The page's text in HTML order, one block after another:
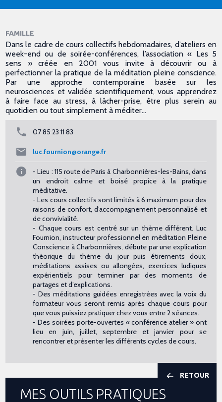
FAMILLE
Dans le cadre de cours collectifs hebdomadaires, d’ateliers en
week-end ou de soirée-conférences, l’association « Les 5
sens » créée en 2001 vous invite à découvrir ou à
perfectionner la pratique de la méditation pleine conscience.
Par une approche contemporaine basée sur les
neurosciences et validée scientifiquement, vous apprendrez
à faire face au stress, à lâcher-prise, être plus serein au
quotidien ou tout simplement à méditer…
07 85 23 11 83
luc.fournion@orange.fr
- Lieu : 115 route de Paris à Charbonnières-les-Bains, dans
un endroit calme et boisé propice à la pratique
méditative.
- Les cours collectifs sont limités à 6 maximum pour des
raisons de confort, d’accompagnement personnalisé et
de convivialité.
- Chaque cours est centré sur un thème différent. Luc
Fournion, instructeur professionnel en méditation Pleine
Conscience à Charbonnières, débute par une explication
théorique du thème du jour puis étirements doux,
méditations assises ou allongées, exercices ludiques
expérientiels pour terminer par des moments de
partages et d’explications.
- Des méditations guidées enregistrées avec la voix du
formateur vous seront remis après chaque cours pour
que vous puissiez pratiquer chez vous entre 2 séances.
- Des soirées porte-ouvertes « conférence atelier » ont
lieu en juin, juillet, septembre et janvier pour se
rencontrer et présenter les différents cycles de cours.
RETOUR
MES OUTILS PRATIQUES